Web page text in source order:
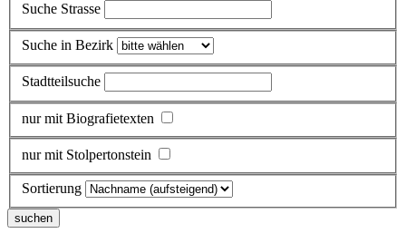
Suche Strasse
Suche in Bezirk
Stadtteilsuche
nur mit Biografietexten
nur mit Stolpertonstein
Sortierung